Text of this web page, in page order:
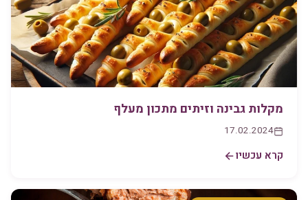
מקלות גבינה וזיתים מתכון מעלף
17.02.2024
קרא עכשיו